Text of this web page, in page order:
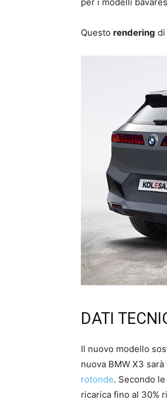
Questo rendering di
DATI
Il nuovo modello
nuova BMW X3
rotonde. Secondo
ricarica fino al 30%